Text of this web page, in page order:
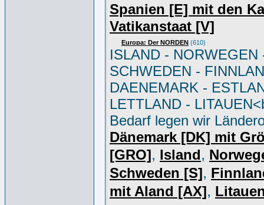
Spanien [E] mit den
Vatikanstaat [V]
Europa: Der NORDEN (610)
ISLAND - NORWEGEN
SCHWEDEN -
DAENEMARK -
LETTLAND -
Bedarf legen wir
Dänemark [DK] mit
[GRO], Island,
Schweden [S],
mit Aland [AX],